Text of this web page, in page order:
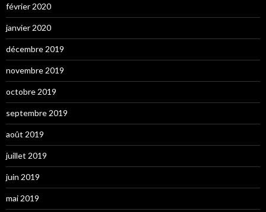
février 2020
janvier 2020
décembre 2019
novembre 2019
octobre 2019
septembre 2019
août 2019
juillet 2019
juin 2019
mai 2019